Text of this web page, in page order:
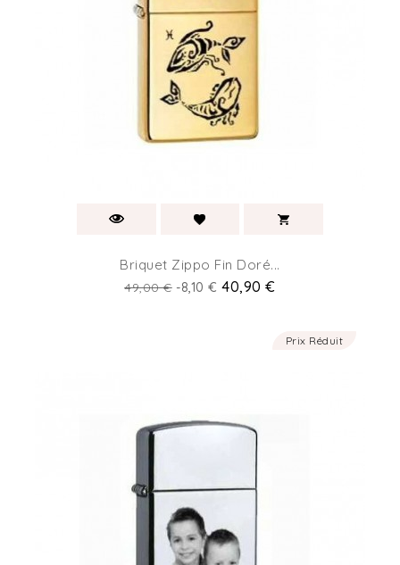
Briquet Zippo Fin Doré...
Prix
49,00 € -8,10 € Prix
40,90 €
Prix Réduit